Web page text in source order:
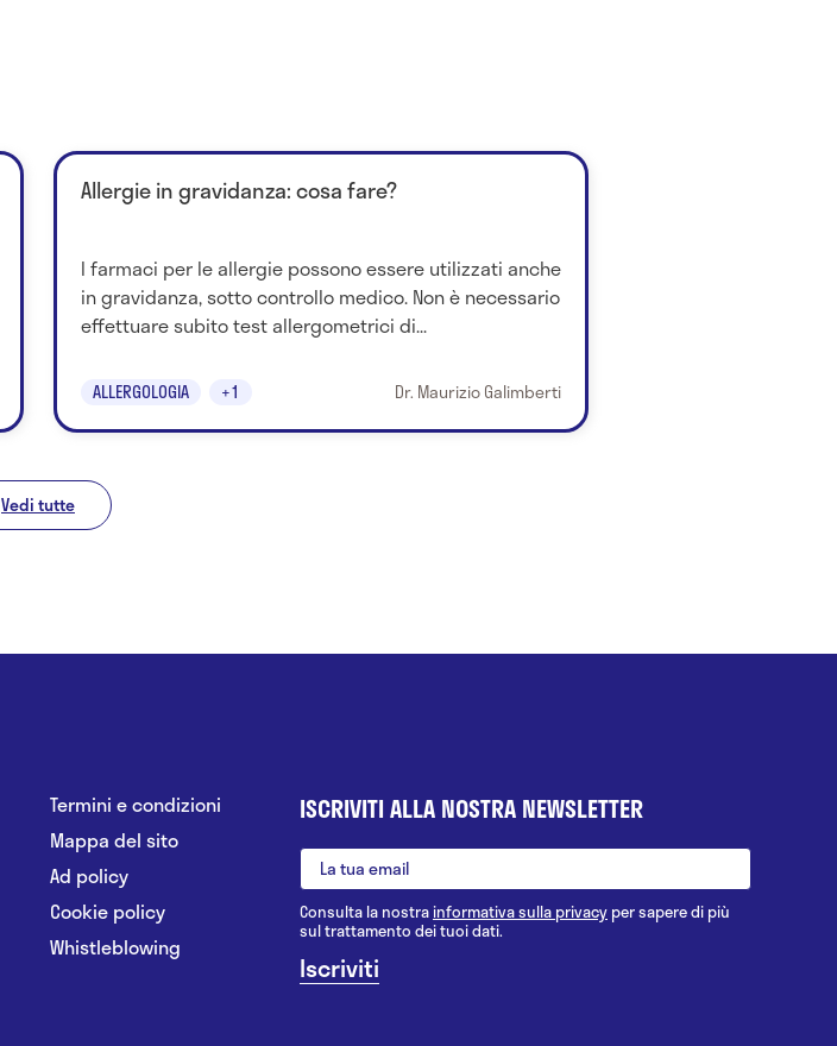
Allergie in gravidanza: cosa fare?
I farmaci per le allergie possono essere utilizzati anche
in gravidanza, sotto controllo medico. Non è necessario
effettuare subito test allergometrici di...
ALLERGOLOGIA +1 Dr. Maurizio Galimberti
Vedi tutte
Termini e condizioni
Mappa del sito
Ad policy
Cookie policy
Whistleblowing
ISCRIVITI ALLA NOSTRA NEWSLETTER
Consulta la nostrainformativa sulla privacy per sapere di più
sul trattamento dei tuoi dati.